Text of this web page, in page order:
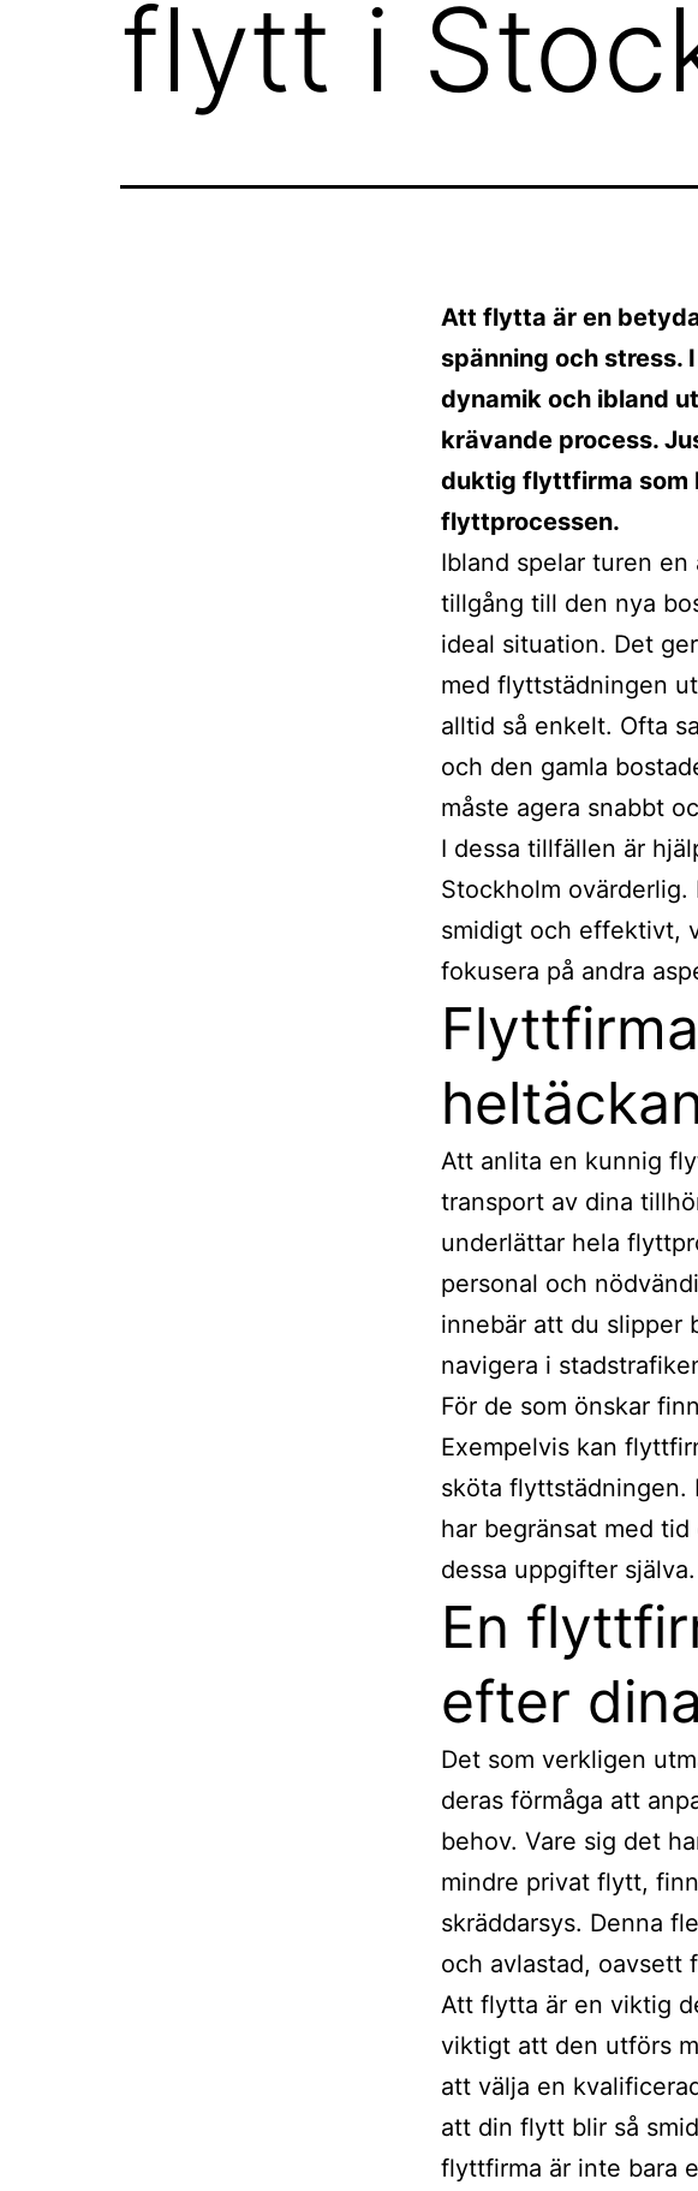
flytt i
Att flytta är en
spänning och stress.
dynamik och ibland
krävande process.
duktig flyttfirma som
flyttprocessen.
Ibland spelar turen
tillgång till den nya
ideal situation. Det
med flyttstädningen
alltid så enkelt. Ofta
och den gamla
måste agera snabbt
I dessa tillfällen är
Stockholm
smidigt och effektivt,
fokusera på andra
Att anlita en kunnig
transport av dina
underlättar hela
personal och
innebär att du slipper
navigera i
För de som önskar
Exempelvis kan
sköta flyttstädningen.
har begränsat med
dessa uppgifter själva.
En
efter
Det som verkligen
deras förmåga att
behov. Vare sig det
mindre privat flytt,
skräddarsys. Denna
och avlastad, oavsett
Att flytta är en viktig
viktigt att den utförs
att välja en
att din flytt blir så
flyttfirma är inte bara